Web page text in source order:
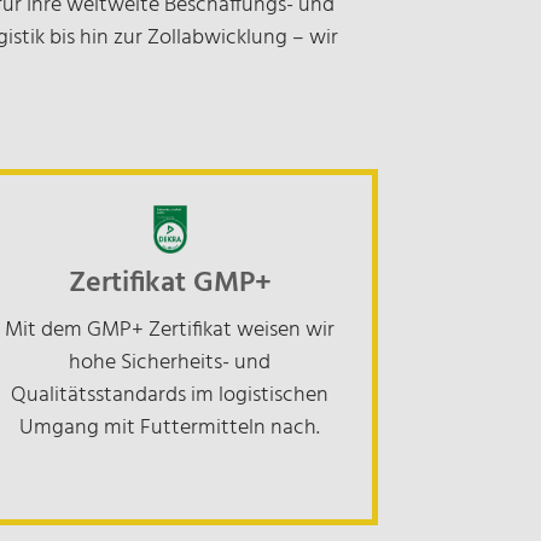
E-Mail:poland@nosta.de
Alicja Mendryk
Manager of Business Unit
Routenplaner
Vorname
Unternehmen*
Datenschutz*
erhoben und verarbeitet werden.
bis hin zur Zollabwicklung – wir
Zertifikat GMP+
Mit dem GMP+ Zertifikat weisen wir
hohe Sicherheits- und
Qualitätsstandards im logistischen
Umgang mit Futtermitteln nach.